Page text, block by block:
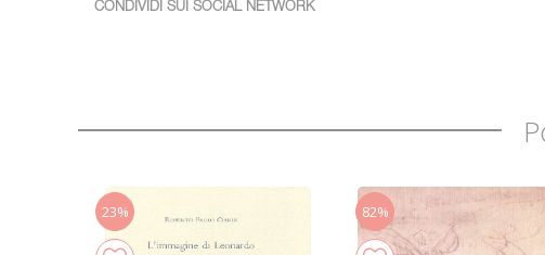
CONDIVIDI SUI SOCIAL NETWORK
23% 82%